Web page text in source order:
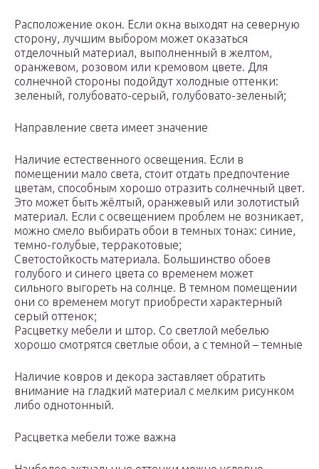
Расположение окон. Если окна выходят на северную
сторону, лучшим выбором может оказаться
отделочный материал, выполненный в желтом,
оранжевом, розовом или кремовом цвете. Для
солнечной стороны подойдут холодные оттенки:
зеленый, голубовато-серый, голубовато-зеленый;
Направление света имеет значение
Наличие естественного освещения. Если в
помещении мало света, стоит отдать предпочтение
цветам, способным хорошо отразить солнечный цвет.
Это может быть жёлтый, оранжевый или золотистый
материал. Если с освещением проблем не возникает,
можно смело выбирать обои в темных тонах: синие,
темно-голубые, терракотовые;
Светостойкость материала. Большинство обоев
голубого и синего цвета со временем может
сильного выгореть на солнце. В темном помещении
они со временем могут приобрести характерный
серый оттенок;
Расцветку мебели и штор. Со светлой мебелью
хорошо смотрятся светлые обои, а с темной – темные
Наличие ковров и декора заставляет обратить
внимание на гладкий материал с мелким рисунком
либо однотонный.
Расцветка мебели тоже важна